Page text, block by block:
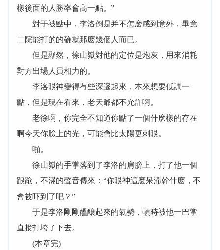
樣後面的人勝率會高一點。”
對于被點中，李洛倒是并不怎麽感到意外，畢竟
二院能打的的确就那麽幾個人而已。
但是顯然，徐山嶽對他的定位是炮灰，用來消耗
對方出場人員相力的。
李洛眼神變得有些深邃起來，本來想要低調一
點，但是現在看來，老天爺都不允許啊。
老徐啊，你完全不知道你點了一個什麽樣的存在
啊今天你臉上的光，可能會比太陽更刺眼。
啪。
徐山嶽的手掌落到了李洛的肩膀上，打了他一個
踉跄，不滿的聲音傳來：“你眼神這麽呆滞幹什麽，不
會被吓到了吧？”
于是李洛剛剛醞釀起來的氣勢，頓時被他一巴掌
直接打垮了下去。
(本章完)